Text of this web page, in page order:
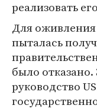
реализовать
Для оживления
пыталась
было
руководство